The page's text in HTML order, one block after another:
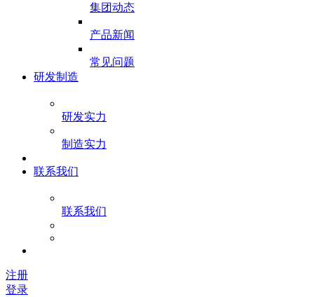
集团动态
产品新闻
常见问题
研发制造
研发实力
制造实力
联系我们
联系我们
注册
登录